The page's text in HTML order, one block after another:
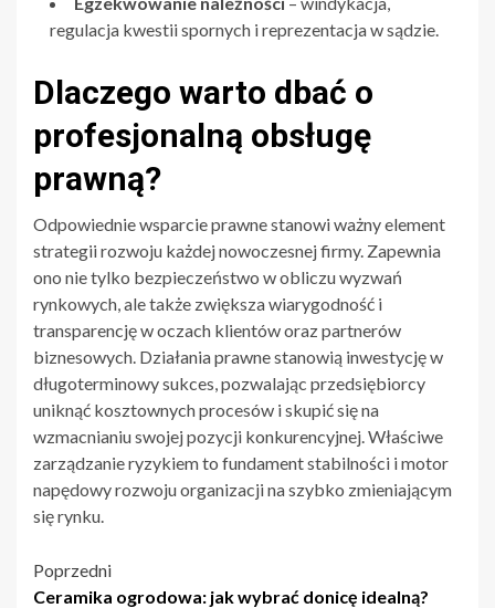
regulacja kwestii spornych i reprezentacja w sądzie.
Dlaczego warto dbać o
profesjonalną obsługę
prawną?
Odpowiednie wsparcie prawne stanowi ważny element
strategii rozwoju każdej nowoczesnej firmy. Zapewnia
ono nie tylko bezpieczeństwo w obliczu wyzwań
rynkowych, ale także zwiększa wiarygodność i
transparencję w oczach klientów oraz partnerów
biznesowych. Działania prawne stanowią inwestycję w
długoterminowy sukces, pozwalając przedsiębiorcy
uniknąć kosztownych procesów i skupić się na
wzmacnianiu swojej pozycji konkurencyjnej. Właściwe
zarządzanie ryzykiem to fundament stabilności i motor
napędowy rozwoju organizacji na szybko zmieniającym
się rynku.
Nawigacja
Poprzedni
Ceramika ogrodowa: jak wybrać donicę idealną?